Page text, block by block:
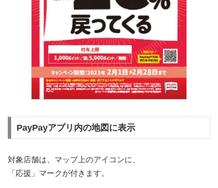
PayPayアプリ内の地図に表示
対象店舗は、マップ上のアイコンに、
「応援」マークが付きます。